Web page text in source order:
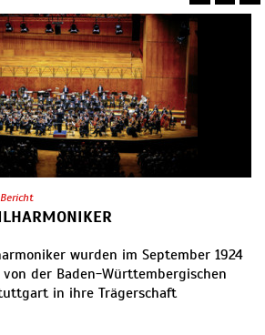
wurden im September 1924
der Baden-Württembergischen
in ihre Trägerschaft